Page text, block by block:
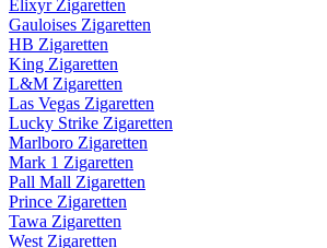
Elixyr Zigaretten
Gauloises Zigaretten
HB Zigaretten
King Zigaretten
L&M Zigaretten
Las Vegas Zigaretten
Lucky Strike Zigaretten
Marlboro Zigaretten
Mark 1 Zigaretten
Pall Mall Zigaretten
Prince Zigaretten
Tawa Zigaretten
West Zigaretten